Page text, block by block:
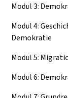
Modul 3:
Modul 4:
Demokratie
Modul 5:
Modul 6: